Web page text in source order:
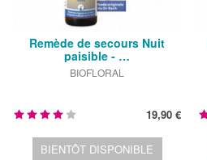
Remède de secours Nuit
paisible - …
BIOFLORAL
19,90 €
BIENTÔT DISPONIBLE